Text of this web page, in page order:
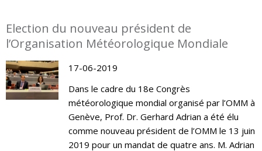
Election du nouveau président de
l’Organisation Météorologique Mondiale
17-06-2019
Dans le cadre du 18e Congrès
météorologique mondial organisé par l’OMM à
Genève, Prof. Dr. Gerhard Adrian a été élu
comme nouveau président de l’OMM le 13 juin
2019 pour un mandat de quatre ans. M. Adrian